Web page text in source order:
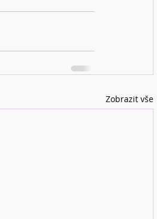
Zobrazit vše